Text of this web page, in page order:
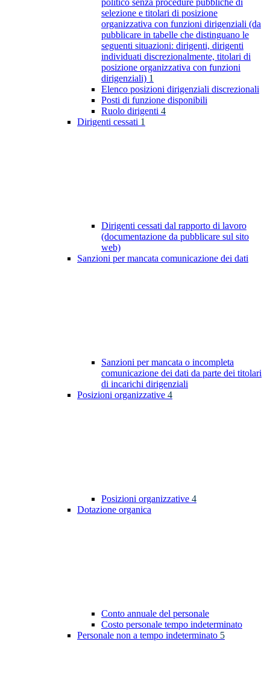
politico senza procedure pubbliche di
selezione e titolari di posizione
organizzativa con funzioni dirigenziali (da
pubblicare in tabelle che distinguano le
seguenti situazioni: dirigenti, dirigenti
individuati discrezionalmente, titolari di
posizione organizzativa con funzioni
dirigenziali) 1
Elenco posizioni dirigenziali discrezionali
Posti di funzione disponibili
Ruolo dirigenti 4
Dirigenti cessati 1
Dirigenti cessati dal rapporto di lavoro
(documentazione da pubblicare sul sito
web)
Sanzioni per mancata comunicazione dei dati
Sanzioni per mancata o incompleta
comunicazione dei dati da parte dei titolari
di incarichi dirigenziali
Posizioni organizzative 4
Posizioni organizzative 4
Dotazione organica
Conto annuale del personale
Costo personale tempo indeterminato
Personale non a tempo indeterminato 5